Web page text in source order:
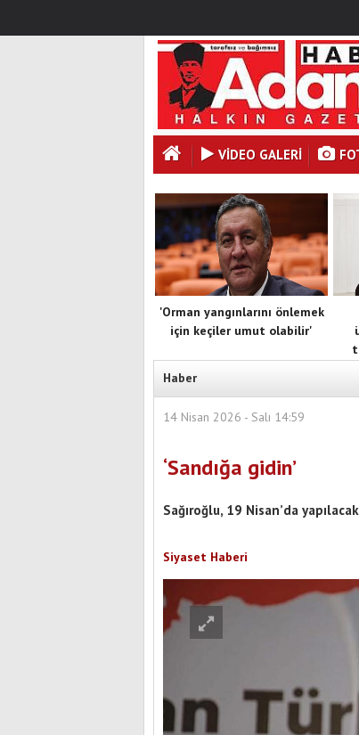
VİDEO GALERİ
'Orman yangınlarını önlemek
için keçiler umut olabilir'
Haber
14 Nisan 2026 - Salı 14:59
‘Sandığa gidin’
Sağıroğlu, 19 Nisan’da
Siyaset Haberi